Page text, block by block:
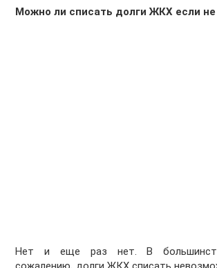
Можно ли списать долги ЖКХ если
Нет и еще раз нет. В